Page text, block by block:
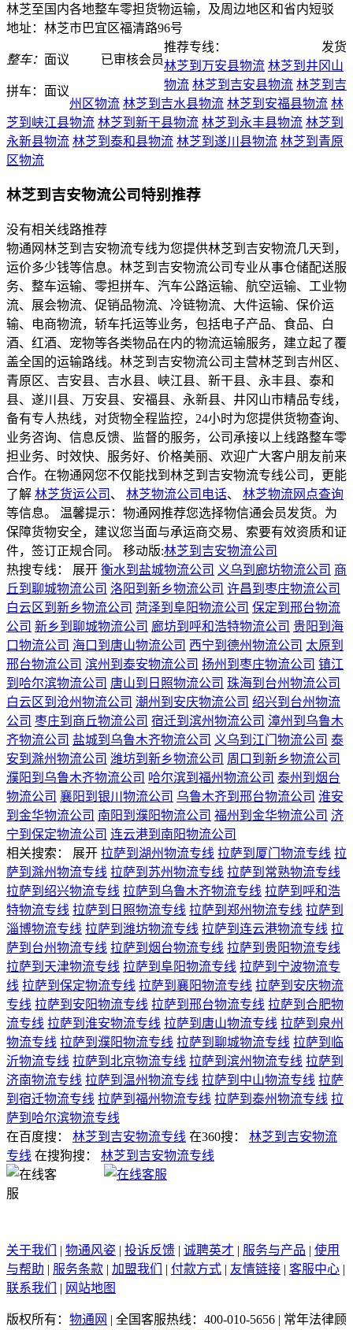
林芝至国内各地整车零担货物运输，及周边地区和省内短驳
地址：林芝市巴宜区福清路96号
整车： 面议
拼车： 面议
已审核会员
发货
推荐专线：
林芝到万安县物流 林芝到井冈山
物流 林芝到吉安县物流 林芝到吉
州区物流 林芝到吉水县物流 林芝到安福县物流 林
芝到峡江县物流 林芝到新干县物流 林芝到永丰县物流 林芝到
永新县物流 林芝到泰和县物流 林芝到遂川县物流 林芝到青原
区物流
林芝到吉安物流公司特别推荐
没有相关线路推荐
物通网林芝到吉安物流专线为您提供林芝到吉安物流几天到，
运价多少钱等信息。林芝到吉安物流公司专业从事仓储配送服
务、整车运输、零担拼车、汽车公路运输、航空运输、工业物
流、展会物流、促销品物流、冷链物流、大件运输、保价运
输、电商物流，轿车托运等业务，包括电子产品、食品、白
酒、红酒、宠物等各类物品在内的物流运输服务，建立起了覆
盖全国的运输路线。林芝到吉安物流公司主营林芝到吉州区、
青原区、吉安县、吉水县、峡江县、新干县、永丰县、泰和
县、遂川县、万安县、安福县、永新县、井冈山市精品专线，
备有专人热线，对货物全程监控，24小时为您提供货物查询、
业务咨询、信息反馈、监督的服务，公司承接以上线路整车零
担业务、时效快、服务好、价格美丽、欢迎广大客户朋友前来
合作。在物通网您不仅能找到林芝到吉安物流专线公司，更能
了解 林芝货运公司 、 林芝物流公司电话、 林芝物流网点查询
等信息。 温馨提示：物通网推荐您选择物信通会员发货。为
保障货物安全，建议您当面与承运商交易、索要有效资质和证
件，签订正规合同。 移动版:林芝到吉安物流公司
热搜专线： 展开 衡水到盐城物流公司 义乌到廊坊物流公司 商
丘到聊城物流公司 洛阳到新乡物流公司 许昌到枣庄物流公司
白云区到新乡物流公司 菏泽到阜阳物流公司 保定到邢台物流
公司 新乡到聊城物流公司 廊坊到呼和浩特物流公司 贵阳到海
口物流公司 海口到唐山物流公司 西宁到德州物流公司 太原到
邢台物流公司 滨州到泰安物流公司 扬州到枣庄物流公司 镇江
到哈尔滨物流公司 唐山到日照物流公司 珠海到台州物流公司
白云区到沧州物流公司 潮州到安庆物流公司 绍兴到台州物流
公司 枣庄到商丘物流公司 宿迁到滨州物流公司 漳州到乌鲁木
齐物流公司 盐城到乌鲁木齐物流公司 义乌到江门物流公司 泰
安到滁州物流公司 潍坊到新乡物流公司 周口到新乡物流公司
濮阳到乌鲁木齐物流公司 哈尔滨到福州物流公司 泰州到烟台
物流公司 襄阳到银川物流公司 乌鲁木齐到邢台物流公司 淮安
到金华物流公司 南阳到濮阳物流公司 福州到金华物流公司 济
宁到保定物流公司 连云港到南阳物流公司
相关搜索： 展开 拉萨到湖州物流专线 拉萨到厦门物流专线 拉
萨到滁州物流专线 拉萨到苏州物流专线 拉萨到常熟物流专线
拉萨到绍兴物流专线 拉萨到乌鲁木齐物流专线 拉萨到呼和浩
特物流专线 拉萨到日照物流专线 拉萨到郑州物流专线 拉萨到
淄博物流专线 拉萨到潍坊物流专线 拉萨到连云港物流专线 拉
萨到台州物流专线 拉萨到烟台物流专线 拉萨到贵阳物流专线
拉萨到天津物流专线 拉萨到阜阳物流专线 拉萨到宁波物流专
线 拉萨到保定物流专线 拉萨到襄阳物流专线 拉萨到安庆物流
专线 拉萨到安阳物流专线 拉萨到邢台物流专线 拉萨到合肥物
流专线 拉萨到淮安物流专线 拉萨到唐山物流专线 拉萨到泉州
物流专线 拉萨到濮阳物流专线 拉萨到聊城物流专线 拉萨到临
沂物流专线 拉萨到北京物流专线 拉萨到滨州物流专线 拉萨到
济南物流专线 拉萨到温州物流专线 拉萨到中山物流专线 拉萨
到宿迁物流专线 拉萨到福州物流专线 拉萨到泰州物流专线 拉
萨到哈尔滨物流专线
在百度搜：
林芝到吉安物流专线 在360搜：
林芝到吉安物流
专线 在搜狗搜： 林芝到吉安物流专线
关于我们 | 物通风姿 | 投诉反馈 | 诚聘英才 | 服务与产品 | 使用
与帮助 | 服务条款 | 加盟我们 | 付款方式 | 友情链接 | 客服中心 |
联系我们
| 网站地图
版权所有： 物通网 | 全国客服热线：400-010-5656 | 常年法律顾